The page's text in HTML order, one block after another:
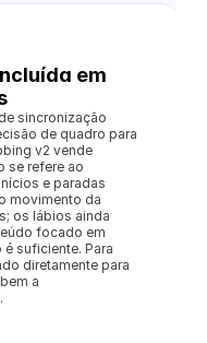
em
sincronização
de quadro para
v2 vende
se refere ao
e paradas
movimento da
os lábios ainda
focado em
suficiente. Para
diretamente para
a